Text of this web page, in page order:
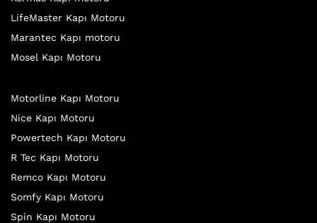
LifeMaster Kapı Motoru
Marantec Kapı motoru
Mosel Kapı Motoru
Motorline Kapı Motoru
Nice Kapı Motoru
Powertech Kapı Motoru
R Tec Kapı Motoru
Remco Kapı Motoru
Somfy Kapı Motoru
Spin Kapı Motoru